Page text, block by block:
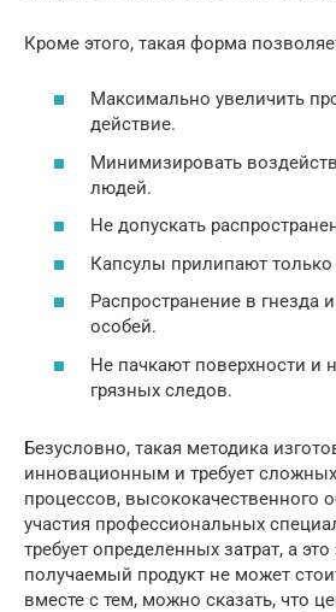
Кроме этого, такая форма
Максимально увеличить
действие.
Минимизировать
людей.
Не допускать
Капсулы прилипают
Распространение в гнезда
особей.
Не пачкают поверхности и
грязных следов.
Безусловно, такая методика
инновационным и требует сложных
процессов, высококачественного
участия профессиональных
требует определенных затрат, а это
получаемый продукт не может
вместе с тем, можно сказать, что